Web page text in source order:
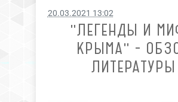
20.03.2021 13:02
"ЛЕГЕНДЫ И
КРЫМА" -
ЛИТЕРАТУРЫ